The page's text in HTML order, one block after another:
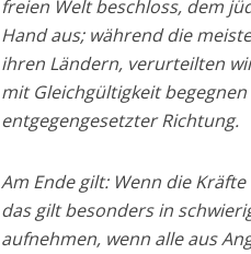
freien Welt beschloss, dem
Hand aus; während die
ihren Ländern, verurteilten
mit Gleichgültigkeit
entgegengesetzter Richtung.
Am Ende gilt: Wenn die
das gilt besonders in
aufnehmen, wenn alle aus